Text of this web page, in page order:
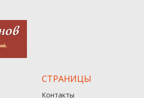
СТРАНИЦЫ
Контакты